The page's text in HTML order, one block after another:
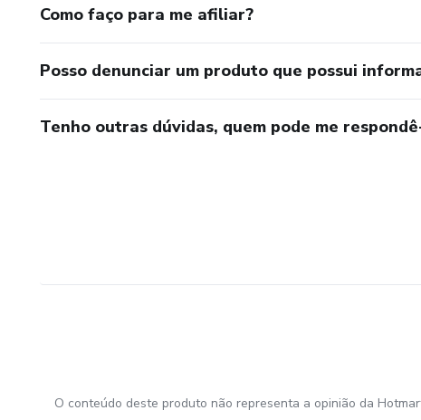
Como faço para me afiliar?
Posso denunciar um produto que possui
Tenho outras dúvidas, quem pode me
O conteúdo deste produto não representa a opinião da